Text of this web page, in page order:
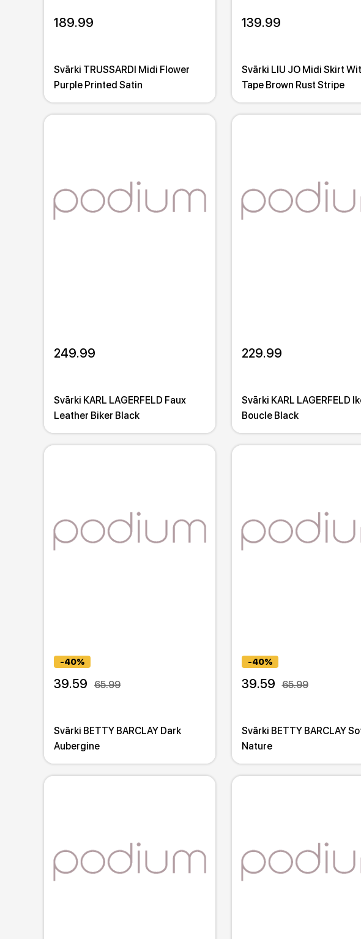
189.99
Svārki TRUSSARDI Midi Flower
Purple Printed Satin
139.99
Svārki LIU JO Midi Skirt
Tape Brown Rust Stripe
249.99
Svārki KARL LAGERFELD Faux
Leather Biker Black
229.99
Svārki KARL LAGERFELD
Boucle Black
-40%
39.59 65.99
Svārki BETTY BARCLAY Dark
Aubergine
-40%
39.59 65.99
Svārki BETTY BARCLAY
Nature